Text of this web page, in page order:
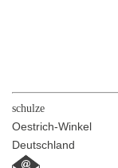
schulze
Oestrich-Winkel
Deutschland